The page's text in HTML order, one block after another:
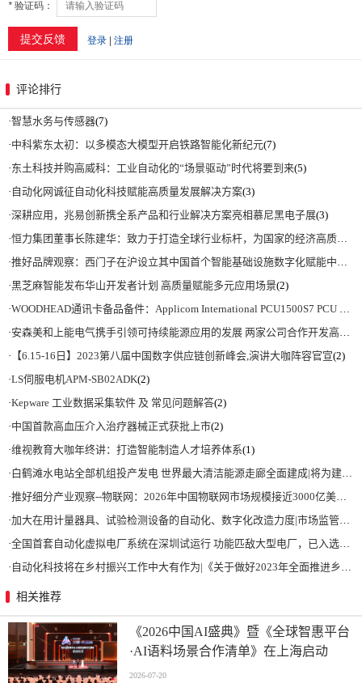
评论排行
·智慧水务与传感器(7)
·中科紫东太初：以多模态大模型开启铁路智能化新纪元(7)
·东土科技并购高威科：工业自动化的“场景驱动”时代将要到来(5)
· 自动化网诚征自动化科技赋能高质量发展解决方案(3)
·深耕应用，兆易创新携全系产品和行业解决方案亮相慕尼黑电子展(3)
·恒力集团董事长陈建华：致力于打造全球行业标杆，为国家的经济高质量发展贡献更大力量|上海电气集团党委书记、董事长吴磊来访
·推好品牌观察：西门子在沪设立其中国首个智能基础设施数字化赋能中心
·黑芝麻智能发布华山开发者计划 高质量赋能多元应用场景(2)
·WOODHEAD通讯卡备品备件：Applicom International PCU1500S7 PCU 1500 S7 V4.5.0
·安森美和上能电气携手引领可持续能源应用的发展 两家公司合作开发高性能储能和太阳能组串式逆变器方案 以实现可持续的未来
· 【6.15-16日】2023第八届中国数字供应链创新峰会,演讲大咖阵容官宣(2)
·LS伺服电机APM-SB02ADK(2)
·Kepware 工业数据采集软件 及 常见问题解答(2)
·中国首款高血压介入治疗器械正式获批上市(2)
·维视教育大咖年终讲：打造智能制造人才培养体系(1)
·白鹤滩水电站全部机组投产发电 世界最大清洁能源走廊全面建成|将为建设新型能源体系、保障国家能源安全、实现“双碳”目标提供有力支撑
·推好细分产业观察--物联网：2026年中国物联网市场规模接近3000亿美元 智慧工厂、智慧城市、智慧电网等将占60%以上
·加大在用计量器具、试验检测设备的自动化、数字化改造力度|市场监管总局 工业和信息化部 关于促进企业计量能力提升的指导意见
·全国首套自动化虚拟电厂系统在深圳试运行 功能匹敌大型电厂，已入选国际典型案例
· 自动化科技将在乡村振兴工作中大有作为|《关于做好2023年全面推进乡村振兴重点工作的意见》发布
相关推荐
《2026中国AI盛典》暨《全球智惠平台
·AI语料场景合作清单》在上海启动
2026-07-20